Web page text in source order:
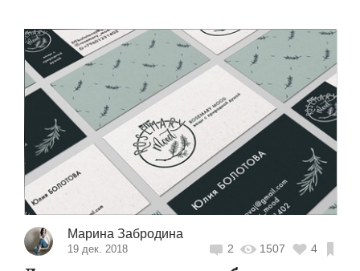
Марина Забродина
19 дек. 2018 2 1507 4